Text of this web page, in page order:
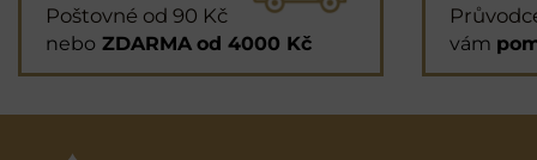
Poštovné od 90 Kč
nebo ZDARMA od 4000 Kč vám